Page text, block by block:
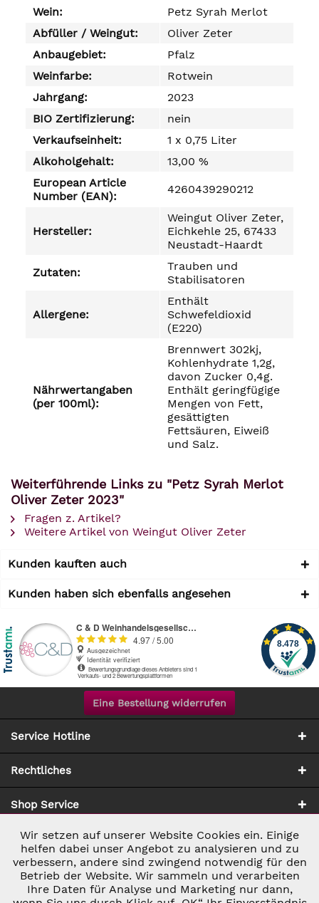
Wein:
Petz Syrah Merlot
Abfüller / Weingut:
Oliver Zeter
Anbaugebiet:
Pfalz
Weinfarbe:
Rotwein
Jahrgang:
2023
BIO Zertifizierung:
nein
Verkaufseinheit:
1 x 0,75 Liter
Alkoholgehalt:
13,00 %
European Article
Number (EAN):
4260439290212
Hersteller:
Weingut Oliver Zeter,
Eichkehle 25, 67433
Neustadt-Haardt
Zutaten:
Trauben und
Stabilisatoren
Allergene:
Enthält
Schwefeldioxid
(E220)
Nährwertangaben
(per 100ml):
Brennwert 302kj,
Kohlenhydrate 1,2g,
davon Zucker 0,4g.
Enthält geringfügige
Mengen von Fett,
gesättigten
Fettsäuren, Eiweiß
und Salz.
Weiterführende Links zu "Petz Syrah Merlot
Oliver Zeter 2023"
Fragen z. Artikel?
Weitere Artikel von Weingut Oliver Zeter
Kunden kauften auch
Kunden haben sich ebenfalls angesehen
Eine Bestellung widerrufen
Service Hotline
Rechtliches
Shop Service
Zahlung & Versand
Notwendig Aktiv
Marketing Inaktiv
Wir setzen auf unserer Website Cookies ein. Einige
helfen dabei unser Angebot zu analysieren und zu
verbessern, andere sind zwingend notwendig für den
Betrieb der Website. Wir sammeln und verarbeiten
Ihre Daten für Analyse und Marketing nur dann,